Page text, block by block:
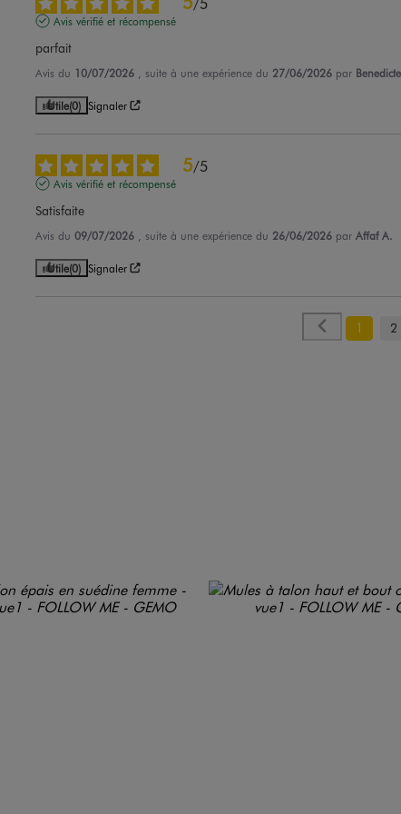
Avis vérifié et récompensé
parfait
Avis du 10/07/2026 , suite à une expérience du 27/06/2026 par
Utile(0) Signaler
5/5
Avis vérifié et récompensé
Satisfaite
Avis du 09/07/2026 , suite à une expérience du 26/06/2026 par Affaf A.
Utile(0) Signaler
1 2